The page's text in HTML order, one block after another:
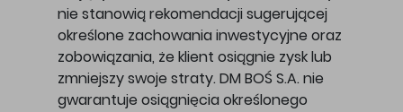
nie stanowią rekomendacji sugerującej
określone zachowania inwestycyjne oraz
zobowiązania, że klient osiągnie zysk lub
zmniejszy swoje straty. DM BOŚ S.A. nie
gwarantuje osiągnięcia określonego